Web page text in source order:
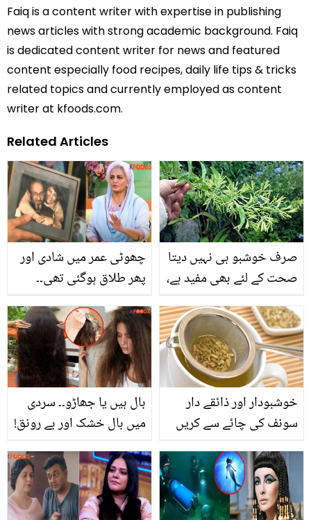
Faiq is a content writer with expertise in publishing
news articles with strong academic background. Faiq
is dedicated content writer for news and featured
content especially food recipes, daily life tips & tricks
related topics and currently employed as content
writer at kfoods.com.
Related Articles
چھوٹی عمر میں شادی اور
پھر طلاق ہوگئی تھی۔۔
طلاق کے بعد مسرت مصباح
کے والد کے کہے الفاظ
جنھوں نے ان کی زندگی
بدل ڈالی
صرف خوشبو ہی نہیں دیتا
صحت کے لئے بھی مفید ہے،
جانیئے خوشبودار پودے
رات کی رانی کے صحت سے
متعلق کرشماتی فوائد
بال ہیں یا جھاڑو۔۔ سردی
میں بال خشک اور بے رونق!
جب مہنگا شیمپو بھی اثر
نہ کرے تو یہ ماسک ضرور
آزمائیں
خوشبودار اور ذائقے دار
سونف کی چائے سے کریں
نظامِ ہاضمہ کے مسائل کا
خاتمہ، جانیئے اسے بنانے کا
طریقہ اور حیرت انگیز
فوائد